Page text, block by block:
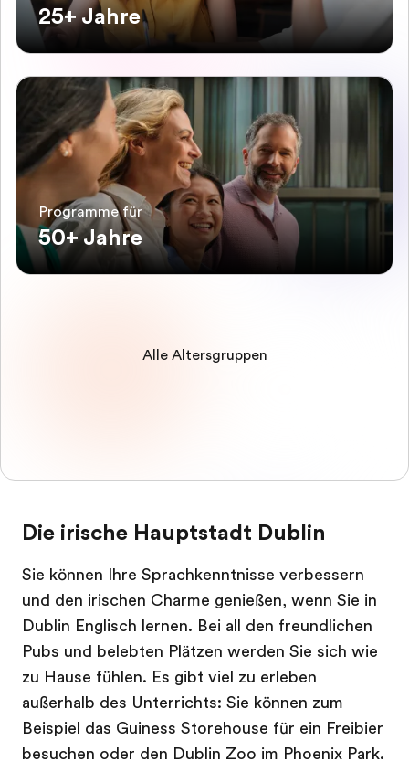
25+ Jahre
Programme für
50+ Jahre
Alle Altersgruppen
Die irische Hauptstadt Dublin
Sie können Ihre Sprachkenntnisse verbessern
und den irischen Charme genießen, wenn Sie in
Dublin Englisch lernen. Bei all den freundlichen
Pubs und belebten Plätzen werden Sie sich wie
zu Hause fühlen. Es gibt viel zu erleben
außerhalb des Unterrichts: Sie können zum
Beispiel das Guiness Storehouse für ein Freibier
besuchen oder den Dublin Zoo im Phoenix Park.